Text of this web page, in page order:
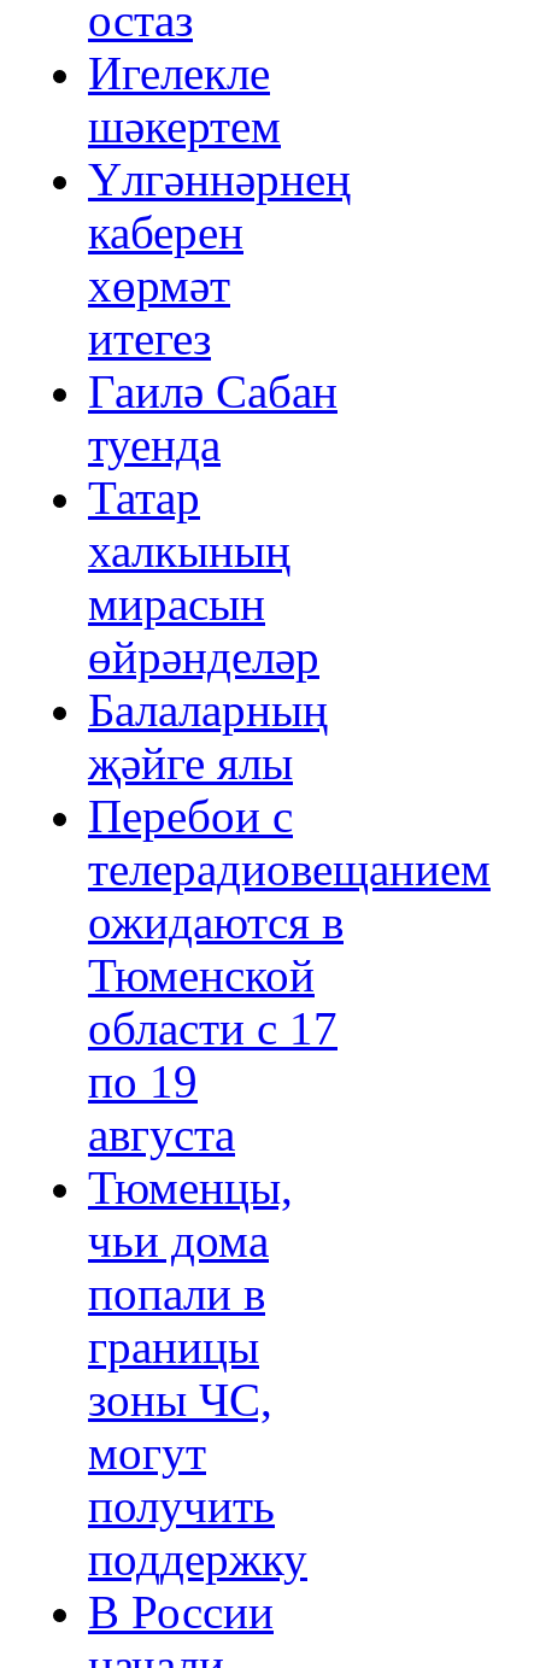
остаз
Игелекле
шәкертем
Үлгәннәрнең
каберен
хөрмәт
итегез
Гаилә Сабан
туенда
Татар
халкының
мирасын
өйрәнделәр
Балаларның
җәйге ялы
Перебои с
телерадиовещанием
ожидаются в
Тюменской
области с 17
по 19
августа
Тюменцы,
чьи дома
попали в
границы
зоны ЧС,
могут
получить
поддержку
В России